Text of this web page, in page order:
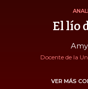
El lío
Docente de la
VER MÁS